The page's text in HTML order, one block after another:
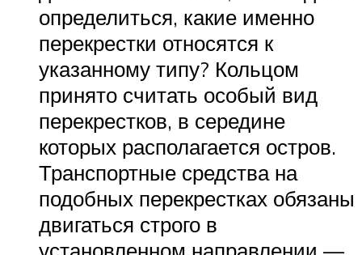
определиться, какие именно
перекрестки относятся к
указанному типу? Кольцом
принято считать особый вид
перекрестков, в середине
которых располагается остров.
Транспортные средства на
подобных перекрестках обязаны
двигаться строго в